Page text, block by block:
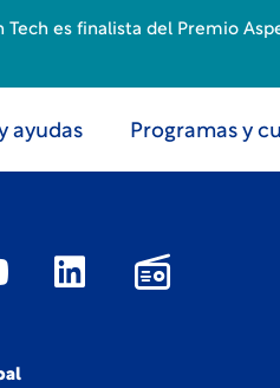
ayudas Programas y
es finalista del Premio